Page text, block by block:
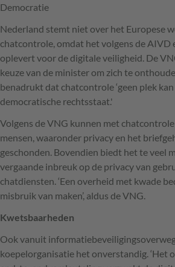
Democratie
Nederland stemt niet over het Europese
chatcontrole, omdat het volgens de AIVD
oplevert voor de digitale veiligheid. De
keuze van de minister om zich te
benadrukt dat chatcontrole ‘geen plek
democratische rechtsstaat.'
Volgens de VNG kunnen met
mensen, waaronder privacy en het
geschonden. Bovendien biedt het te veel
vergaande inbreuk op de privacy van
chatdiensten. ‘Een overheid met kwade
misbruik van maken’, aldus de VNG.
Kwetsbaarheden
Ook vanuit
koepelorganisatie het onverstandig. ‘Het